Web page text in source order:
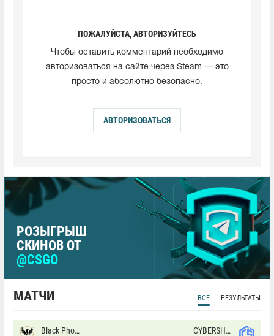
ПОЖАЛУЙСТА, АВТОРИЗУЙТЕСЬ
Чтобы оставить комментарий необходимо
авторизоваться на сайте через Steam — это
просто и абсолютно безопасно.
АВТОРИЗОВАТЬСЯ
РОЗЫГРЫШ
СКИНОВ ОТ
@CSGO
МАТЧИ ВСЕ РЕЗУЛЬТАТЫ
Black Phoenix CYBERSHOKE